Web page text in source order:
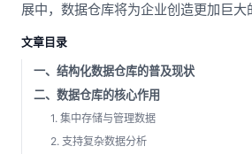
展中，数据仓库将为企业创造更加巨大
文章目录
一、结构化数据仓库的普及现状
二、数据仓库的核心作用
1. 集中存储与管理数据
2. 支持复杂数据分析